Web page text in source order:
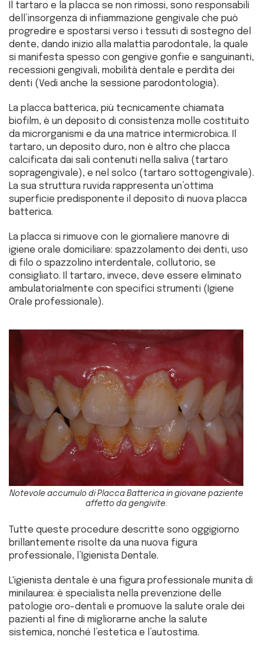
Il tartaro e la placca se non rimossi, sono responsabili
dell’insorgenza di infiammazione gengivale che può
progredire e spostarsi verso i tessuti di sostegno del
dente, dando inizio alla malattia parodontale, la quale
si manifesta spesso con gengive gonfie e sanguinanti,
recessioni gengivali, mobilità dentale e perdita dei
denti (Vedi anche la sessione parodontologia).
La placca batterica, più tecnicamente chiamata
biofilm, è un deposito di consistenza molle costituito
da microrganismi e da una matrice intermicrobica. Il
tartaro, un deposito duro, non è altro che placca
calcificata dai sali contenuti nella saliva (tartaro
sopragengivale), e nel solco (tartaro sottogengivale).
La sua struttura ruvida rappresenta un’ottima
superficie predisponente il deposito di nuova placca
batterica.
La placca si rimuove con le giornaliere manovre di
igiene orale domiciliare: spazzolamento dei denti, uso
di filo o spazzolino interdentale, collutorio, se
consigliato. Il tartaro, invece, deve essere eliminato
ambulatorialmente con specifici strumenti (Igiene
Orale professionale).
Notevole accumulo di Placca Batterica in giovane paziente
affetto da gengivite.
Tutte queste procedure descritte sono oggigiorno
brillantemente risolte da una nuova figura
professionale, l’Igienista Dentale.
L'igienista dentale è una figura professionale munita di
minilaurea: è specialista nella prevenzione delle
patologie oro-dentali e promuove la salute orale dei
pazienti al fine di migliorarne anche la salute
sistemica, nonché l’estetica e l’autostima.